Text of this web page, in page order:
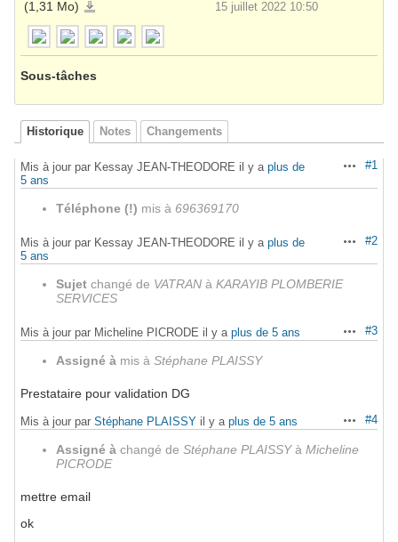
(1,31 Mo)
15 juillet 2022 10:50
Sous-tâches
Historique Notes Changements
Actions
#1
Mis à jour par Kessay JEAN-THEODORE il y a plus de
5 ans
Téléphone (!) mis à 696369170
Actions
#2
Mis à jour par Kessay JEAN-THEODORE il y a plus de
5 ans
Sujet changé de VATRAN à KARAYIB PLOMBERIE
SERVICES
Actions
#3
Mis à jour par Micheline PICRODE il y a plus de 5 ans
Assigné à mis à Stéphane PLAISSY
Prestataire pour validation DG
Actions
#4
Mis à jour par Stéphane PLAISSY il y a plus de 5 ans
Assigné à changé de Stéphane PLAISSYà Micheline
PICRODE
mettre email
ok